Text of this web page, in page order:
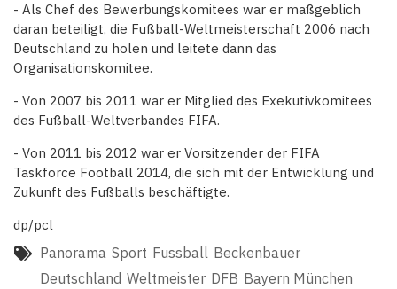
- Als Chef des Bewerbungskomitees war er maßgeblich
daran beteiligt, die Fußball-Weltmeisterschaft 2006 nach
Deutschland zu holen und leitete dann das
Organisationskomitee.
- Von 2007 bis 2011 war er Mitglied des Exekutivkomitees
des Fußball-Weltverbandes FIFA.
- Von 2011 bis 2012 war er Vorsitzender der FIFA
Taskforce Football 2014, die sich mit der Entwicklung und
Zukunft des Fußballs beschäftigte.
dp/pcl
Panorama Sport Fussball Beckenbauer
Deutschland Weltmeister DFB Bayern München